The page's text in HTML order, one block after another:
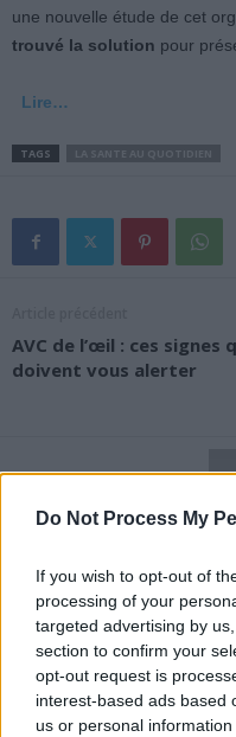
Do Not Process My
If you wish to opt-out of
processing of your
targeted advertising by
section to confirm your
opt-out request is
interest-based ads based
us or personal
une nouvelle étude de cet
trouvé la solution pour
Lire…
TAGS
AVC de l’œil : ces signes
doivent vous alerter
ARTICLES